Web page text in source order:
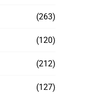
(263)
(120)
(212)
(127)